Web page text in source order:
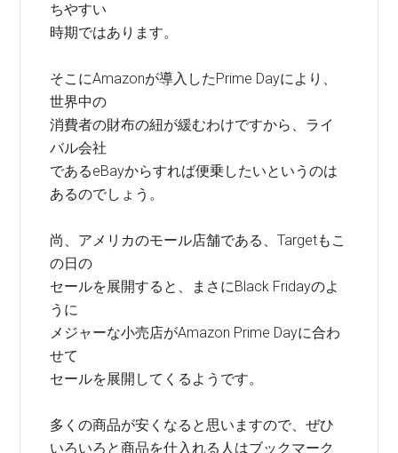
ちやすい
時期ではあります。
そこにAmazonが導入したPrime Dayにより、
世界中の
消費者の財布の紐が緩むわけですから、ライ
バル会社
であるeBayからすれば便乗したいというのは
あるのでしょう。
尚、アメリカのモール店舗である、Targetもこ
の日の
セールを展開すると、まさにBlack Fridayのよ
うに
メジャーな小売店がAmazon Prime Dayに合わ
せて
セールを展開してくるようです。
多くの商品が安くなると思いますので、ぜひ
いろいろと商品を仕入れる人はブックマーク